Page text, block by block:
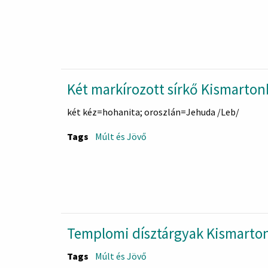
Két markírozott sírkő
két kéz=hohanita; oroszlán=Jehuda /Leb/
Tags Múlt és Jövő
Templomi dísztárgyak
Tags Múlt és Jövő